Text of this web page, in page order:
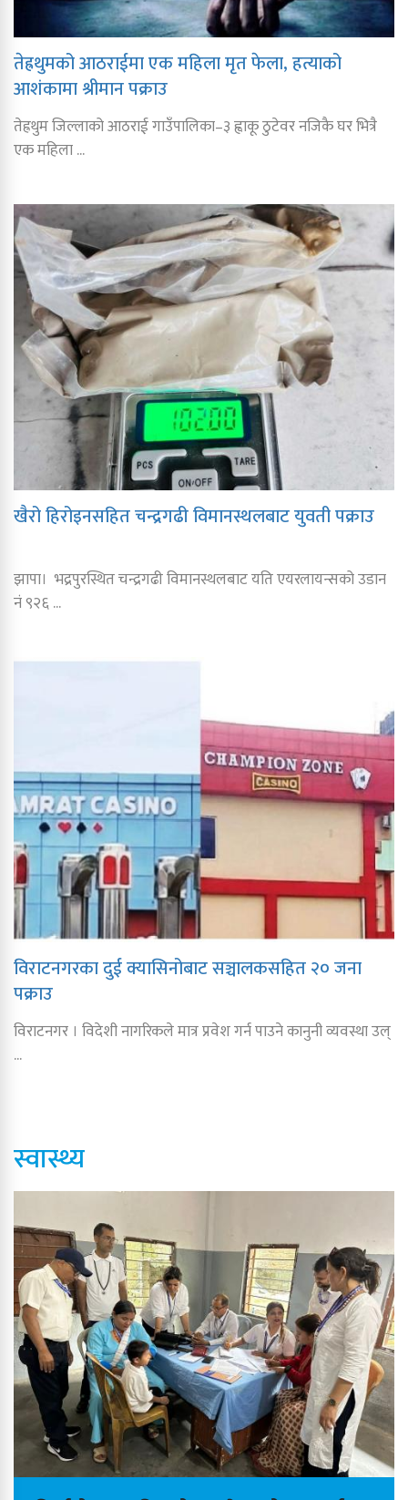
तेह्रथुमको आठराईमा एक महिला मृत फेला, हत्याको
आशंकामा श्रीमान पक्राउ
तेह्रथुम जिल्लाको आठराई गाउँपालिका–३ ह्वाकू ठुटेवर नजिकै घर भित्रै
एक महिला ...
खैरो हिरोइनसहित चन्द्रगढी विमानस्थलबाट युवती पक्राउ
झापा। भद्रपुरस्थित चन्द्रगढी विमानस्थलबाट यति एयरलायन्सको उडान
नं ९२६ ...
विराटनगरका दुई क्यासिनोबाट सञ्चालकसहित २० जना
पक्राउ
विराटनगर । विदेशी नागरिकले मात्र प्रवेश गर्न पाउने कानुनी व्यवस्था उल्
...
स्वास्थ्य